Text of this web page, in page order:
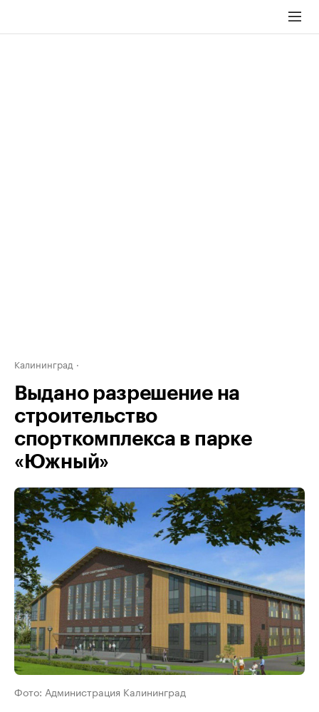
Калининград
Выдано разрешение на
строительство
спорткомплекса в парке
«Южный»
Фото: Администрация Калининград